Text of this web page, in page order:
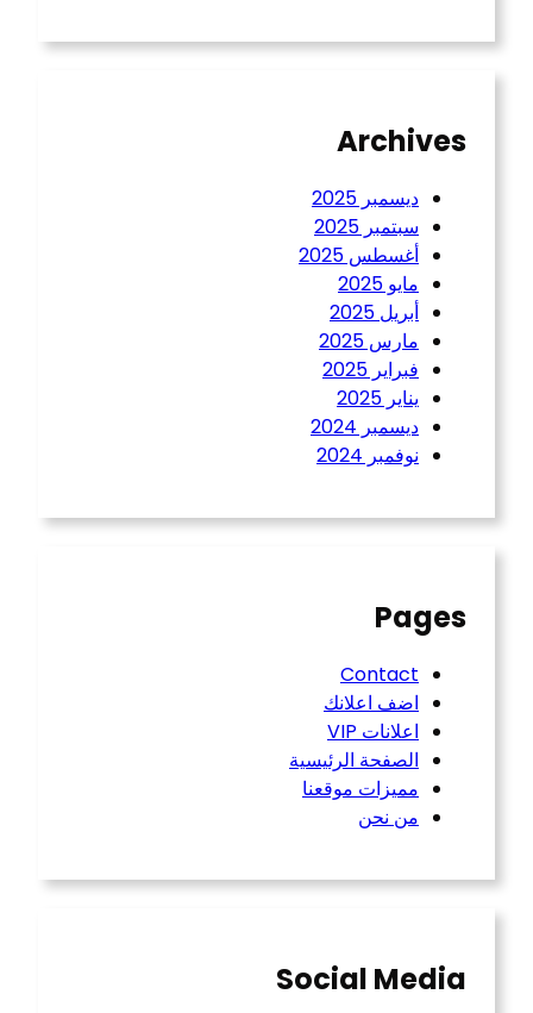
Archives
ديسمبر 2025
سبتمبر 2025
أغسطس 2025
مايو 2025
أبريل 2025
مارس 2025
فبراير 2025
يناير 2025
ديسمبر 2024
نوفمبر 2024
Pages
Contact
اضف اعلانك
اعلانات VIP
الصفحة الرئيسية
مميزات موقعنا
من نحن
Social Media